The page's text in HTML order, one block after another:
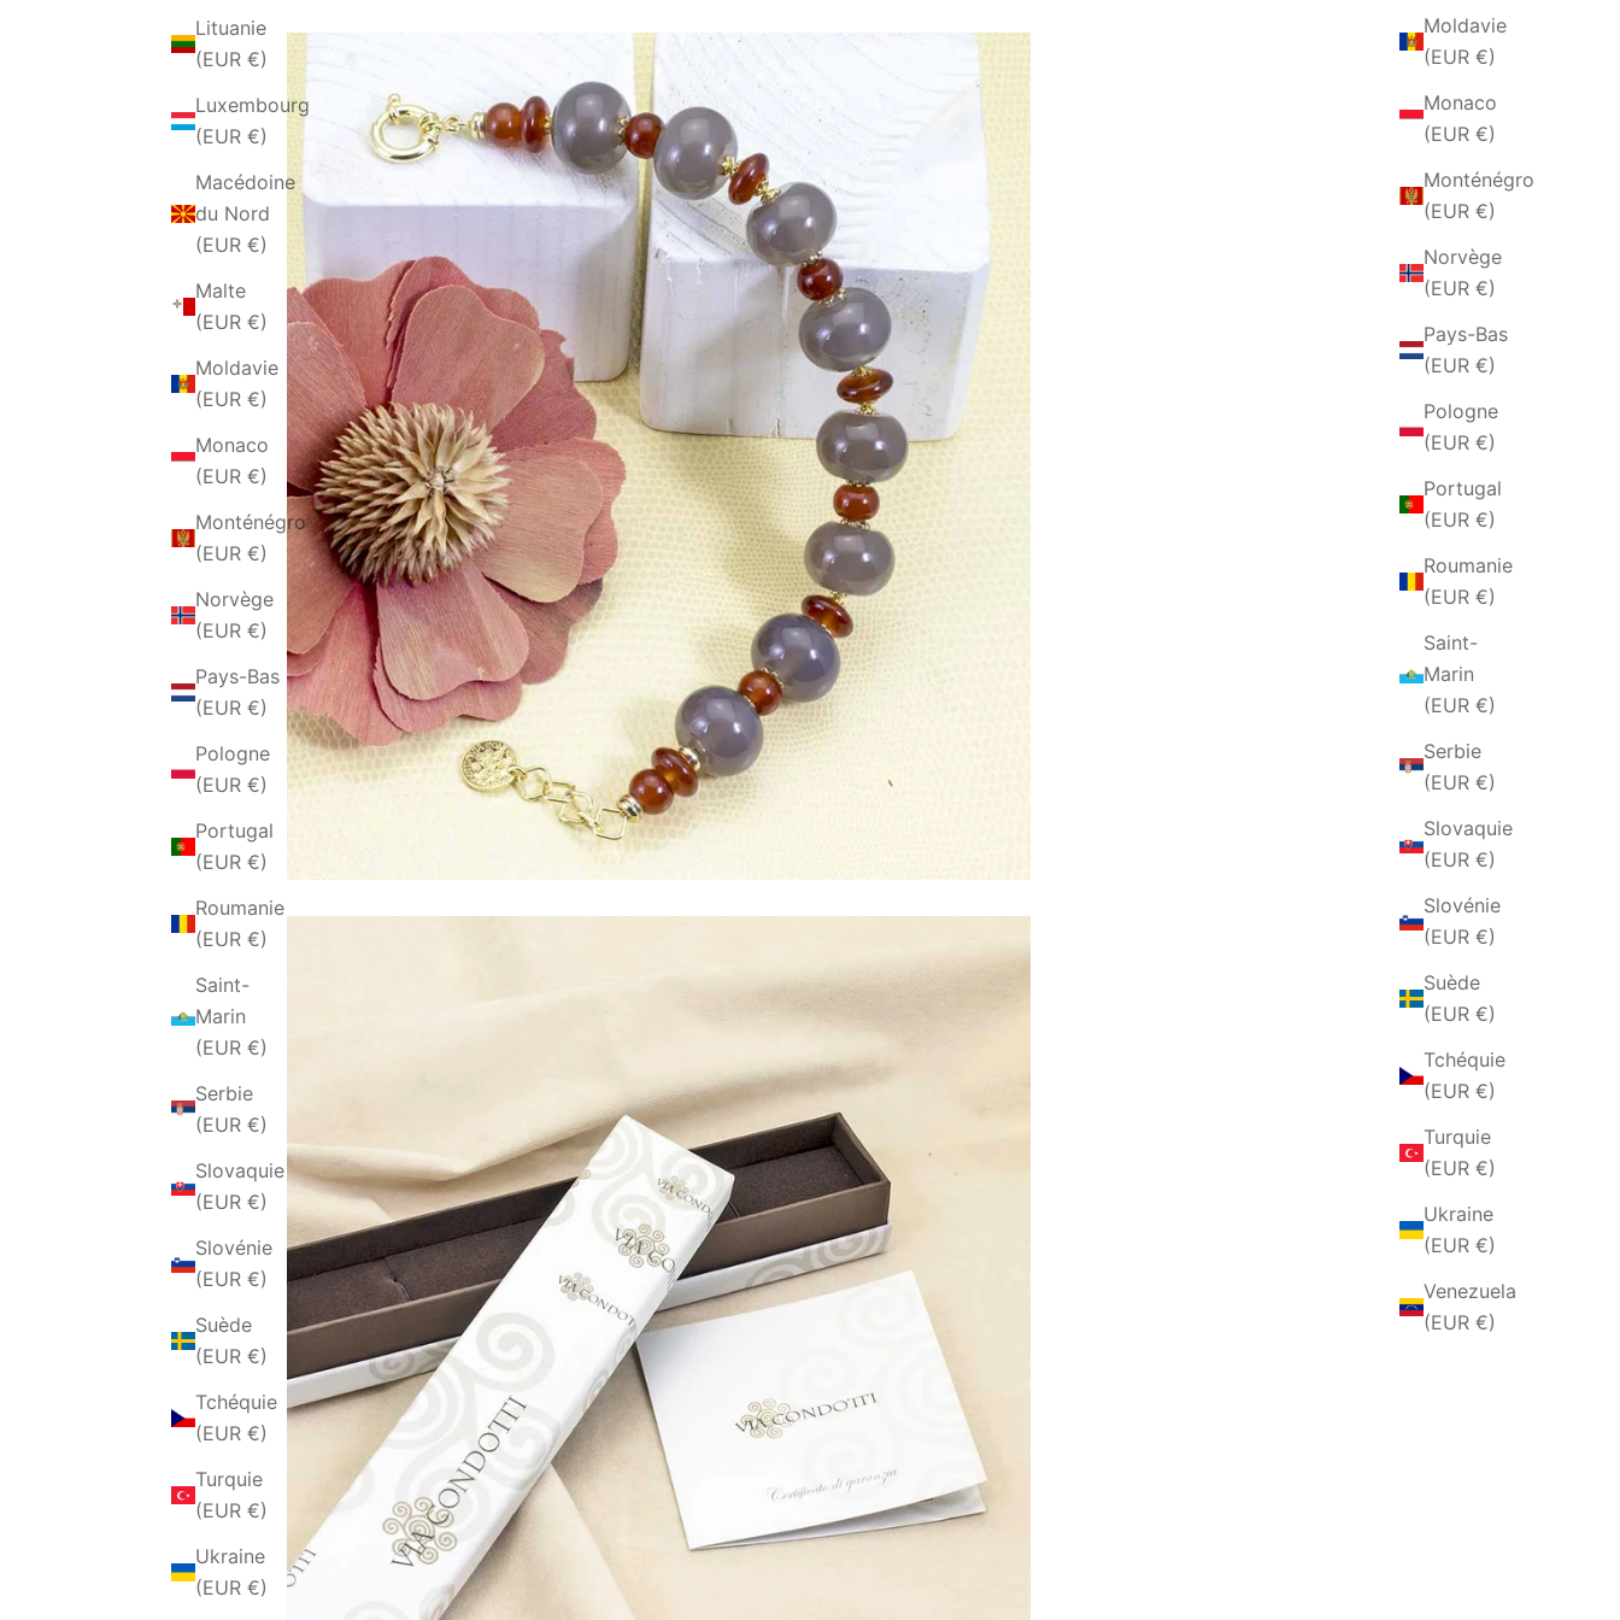
Moldavie
(EUR €)
Monaco
(EUR €)
Monténégro
(EUR €)
Norvège
(EUR €)
Pays-Bas
(EUR €)
Pologne
(EUR €)
Portugal
(EUR €)
Roumanie
(EUR €)
Saint-
Marin
(EUR €)
Serbie
(EUR €)
Slovaquie
(EUR €)
Slovénie
(EUR €)
Suède
(EUR €)
Tchéquie
(EUR €)
Turquie
(EUR €)
Ukraine
(EUR €)
Venezuela
(EUR €)
Lituanie
(EUR €)
Luxembourg
(EUR €)
Macédoine
du Nord
(EUR €)
Malte
(EUR €)
Moldavie
(EUR €)
Monaco
(EUR €)
Monténégro
(EUR €)
Norvège
(EUR €)
Pays-Bas
(EUR €)
Pologne
(EUR €)
Portugal
(EUR €)
Roumanie
(EUR €)
Saint-
Marin
(EUR €)
Serbie
(EUR €)
Slovaquie
(EUR €)
Slovénie
(EUR €)
Suède
(EUR €)
Tchéquie
(EUR €)
Turquie
(EUR €)
Ukraine
(EUR €)